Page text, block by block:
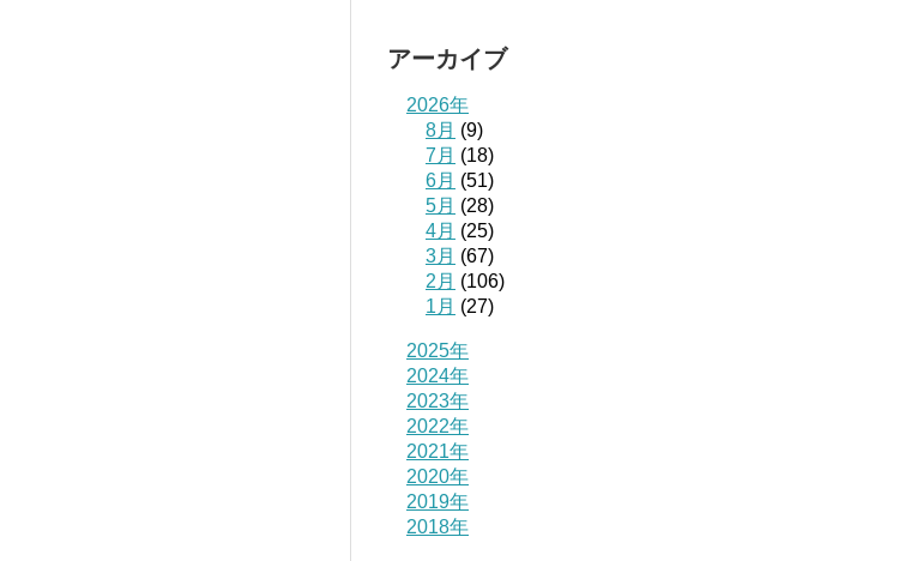
アーカイブ
2026年
8月 (9)
7月 (18)
6月 (51)
5月 (28)
4月 (25)
3月 (67)
2月 (106)
1月 (27)
2025年
2024年
2023年
2022年
2021年
2020年
2019年
2018年